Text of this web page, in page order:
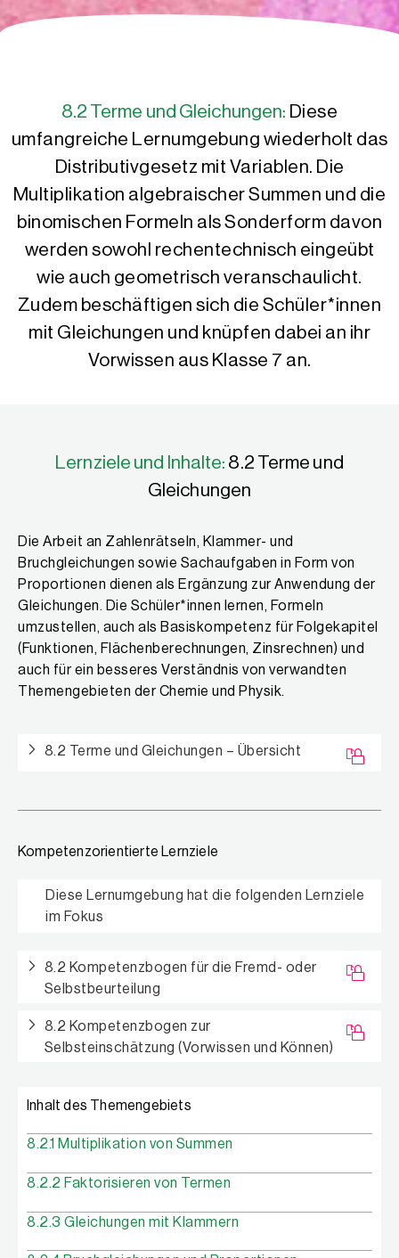
8.2 Terme und Gleichungen: Diese
umfangreiche Lernumgebung wiederholt das
Distributivgesetz mit Variablen. Die
Multiplikation algebraischer Summen und die
binomischen Formeln als Sonderform davon
werden sowohl rechentechnisch eingeübt
wie auch geometrisch veranschaulicht.
Zudem beschäftigen sich die Schüler*innen
mit Gleichungen und knüpfen dabei an ihr
Vorwissen aus Klasse 7 an.
Lernziele und Inhalte: 8.2 Terme und
Gleichungen
Die Arbeit an Zahlenrätseln, Klammer- und
Bruchgleichungen sowie Sachaufgaben in Form von
Proportionen dienen als Ergänzung zur Anwendung der
Gleichungen. Die Schüler*innen lernen, Formeln
umzustellen, auch als Basiskompetenz für Folgekapitel
(Funktionen, Flächenberechnungen, Zinsrechnen) und
auch für ein besseres Verständnis von verwandten
Themengebieten der Chemie und Physik.
8.2 Terme und Gleichungen – Übersicht
Kompetenzorientierte Lernziele
Diese Lernumgebung hat die folgenden Lernziele
im Fokus
8.2 Kompetenzbogen für die Fremd- oder
Selbstbeurteilung
8.2 Kompetenzbogen zur
Selbsteinschätzung (Vorwissen und Können)
Inhalt des Themengebiets
8.2.1 Multiplikation von Summen
8.2.2 Faktorisieren von Termen
8.2.3 Gleichungen mit Klammern